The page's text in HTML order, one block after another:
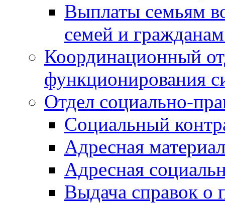
Выплаты семьям
семей и
Координационный
функционирования
Отдел социально-
Социальный
Адресная
Адресная
Выдача справок о